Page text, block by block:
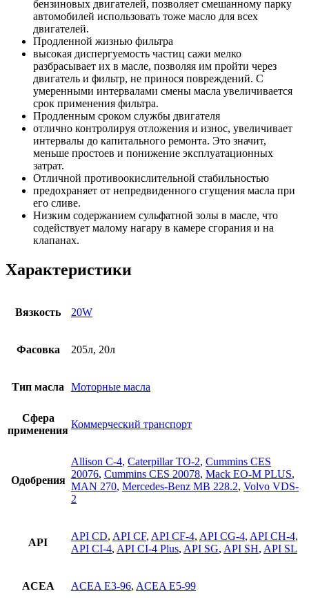
бензиновых двигателей, позволяет смешанному парку
автомобилей использовать тоже масло для всех
двигателей.
Продленной жизнью фильтра
высокая диспергуемость частиц сажи мелко
разбрасывает их в масле, позволяя им пройти через
двигатель и фильтр, не принося повреждений. С
умеренными интервалами смены масла увеличивается
срок применения фильтра.
Продленным сроком службы двигателя
отлично контролируя отложения и износ, увеличивает
интервалы до капитального ремонта. Это значит,
меньше простоев и понижение эксплуатационных
затрат.
Отличной противоокислительной стабильностью
предохраняет от непредвиденного сгущения масла при
его сливе.
Низким содержанием сульфатной золы в масле, что
содействует малому нагару в камере сгорания и на
клапанах.
Характеристики
Вязкость 20W
Фасовка 205л, 20л
Тип масла Моторные масла
Сфера
применения
Коммерческий транспорт
Одобрения
Allison C-4, Caterpillar TO-2, Cummins CES
20076, Cummins CES 20078, Mack EO-M PLUS,
MAN 270, Mercedes-Benz MB 228.2, Volvo VDS-
2
API
API CD, API CF, API CF-4, API CG-4, API CH-4,
API CI-4, API CI-4 Plus, API SG, API SH, API SL
ACEA ACEA E3-96, ACEA E5-99